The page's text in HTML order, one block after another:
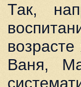
Так,
Ваня,